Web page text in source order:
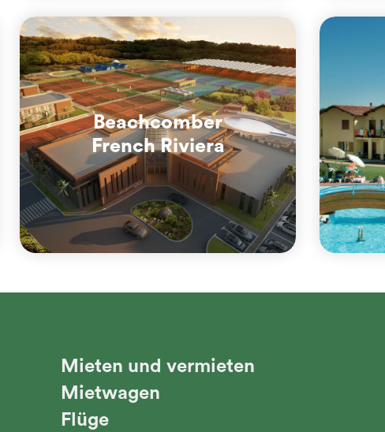
Beachcomber
French Riviera
Mieten und vermieten
Mietwagen
Flüge